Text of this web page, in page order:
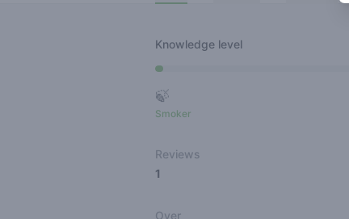
Knowledge level
🍃
Smoker
Reviews
1
Over